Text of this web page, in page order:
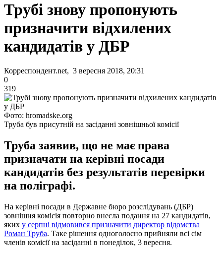
Трубі знову пропонують
призначити відхилених
кандидатів у ДБР
Корреспондент.net, 3 вересня 2018, 20:31
0
319
Фото: hromadske.org
Труба був присутній на засіданні зовнішньої комісії
Труба заявив, що не має права
призначати на керівні посади
кандидатів без результатів перевірки
на поліграфі.
На керівні посади в Державне бюро розслідувань (ДБР)
зовнішня комісія повторно внесла подання на 27 кандидатів,
яких у серпні відмовився призначити директор відомства
Роман Труба. Таке рішення одноголосно прийняли всі сім
членів комісії на засіданні в понеділок, 3 вересня.